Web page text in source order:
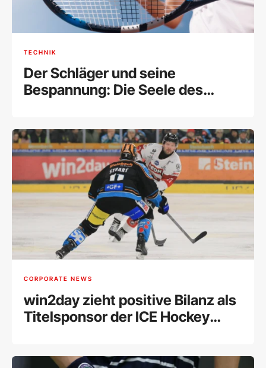
TECHNIK
Der Schläger und seine
Bespannung: Die Seele des
CORPORATE NEWS
win2day zieht positive Bilanz als
Titelsponsor der ICE Hockey